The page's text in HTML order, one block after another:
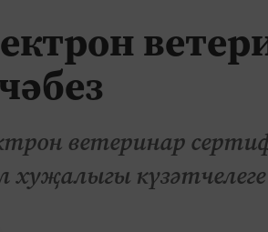
ветеринар
хуҗалыгы